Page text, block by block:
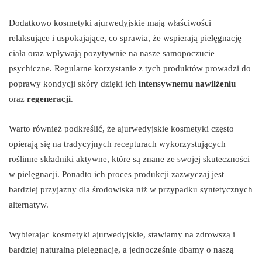
Dodatkowo kosmetyki ajurwedyjskie mają właściwości
relaksujące i uspokajające, co sprawia, że wspierają pielęgnację
ciała oraz wpływają pozytywnie na nasze samopoczucie
psychiczne. Regularne korzystanie z tych produktów prowadzi do
poprawy kondycji skóry dzięki ich intensywnemu nawilżeniu
oraz regeneracji.
Warto również podkreślić, że ajurwedyjskie kosmetyki często
opierają się na tradycyjnych recepturach wykorzystujących
roślinne składniki aktywne, które są znane ze swojej skuteczności
w pielęgnacji. Ponadto ich proces produkcji zazwyczaj jest
bardziej przyjazny dla środowiska niż w przypadku syntetycznych
alternatyw.
Wybierając kosmetyki ajurwedyjskie, stawiamy na zdrowszą i
bardziej naturalną pielęgnację, a jednocześnie dbamy o naszą